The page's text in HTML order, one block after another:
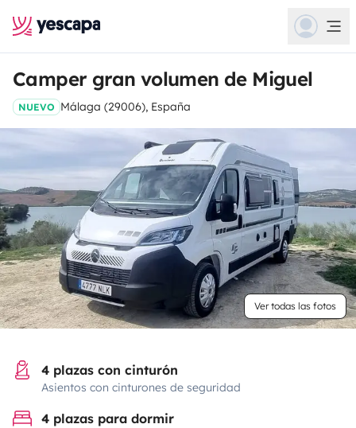
Camper gran volumen de Miguel
NUEVO Málaga (29006), España
Ver todas las fotos
4 plazas con cinturón
Asientos con cinturones de seguridad
4 plazas para dormir